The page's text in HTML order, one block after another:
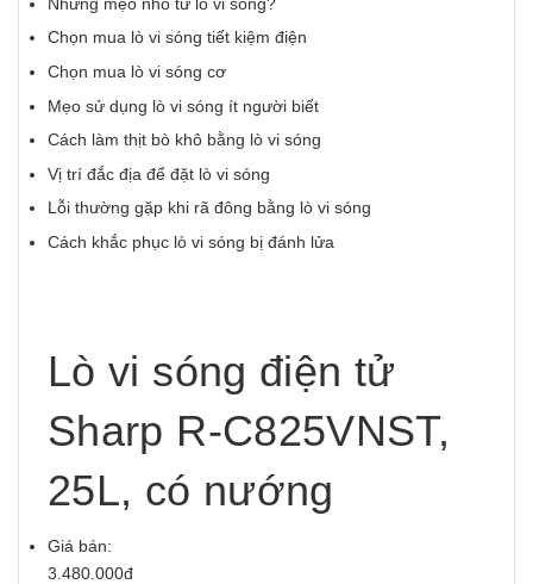
Chọn mua lò vi sóng tiết kiệm điện
Chọn mua lò vi sóng cơ
Mẹo sử dụng lò vi sóng ít người biết
Cách làm thịt bò khô bằng lò vi sóng
Vị trí đắc địa để đặt lò vi sóng
Lỗi thường gặp khi rã đông bằng lò vi sóng
Cách khắc phục lò vi sóng bị đánh lửa
Lò vi sóng điện tử
Sharp R-C825VNST,
25L, có nướng
Giá bán:
3.480.000đ